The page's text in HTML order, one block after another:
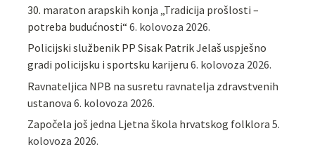
30. maraton arapskih konja „Tradicija prošlosti –
potreba budućnosti“ 6. kolovoza 2026.
Policijski službenik PP Sisak Patrik Jelaš uspješno
gradi policijsku i sportsku karijeru 6. kolovoza 2026.
Ravnateljica NPB na susretu ravnatelja zdravstvenih
ustanova 6. kolovoza 2026.
Započela još jedna Ljetna škola hrvatskog folklora 5.
kolovoza 2026.